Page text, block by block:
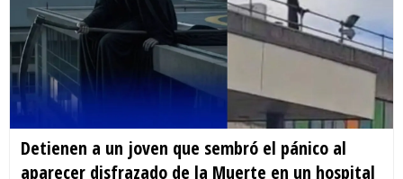
Detienen a un joven que sembró el pánico al
aparecer disfrazado de la Muerte en un hospital